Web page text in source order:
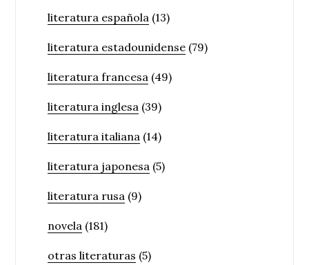
literatura española (13)
literatura estadounidense (79)
literatura francesa (49)
literatura inglesa (39)
literatura italiana (14)
literatura japonesa (5)
literatura rusa (9)
novela (181)
otras literaturas (5)